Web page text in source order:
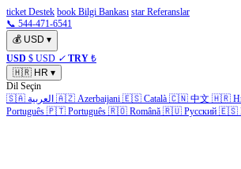
ticket Destek book Bilgi Bankası star Referanslar
📞 544-471-6541
💰 USD ▾
USD $ USD ✓ TRY ₺
🇭🇷 HR ▾
Dil Seçin
🇸🇦 العربية 🇦🇿 Azerbaijani 🇪🇸 Català 🇨🇳 中文 🇭🇷
Português 🇵🇹 Português 🇷🇴 Română 🇷🇺 Русский 🇪🇸